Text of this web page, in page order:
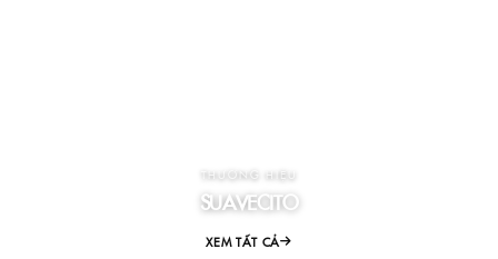
THƯƠNG HIỆU
SUAVECITO
XEM TẤT CẢ